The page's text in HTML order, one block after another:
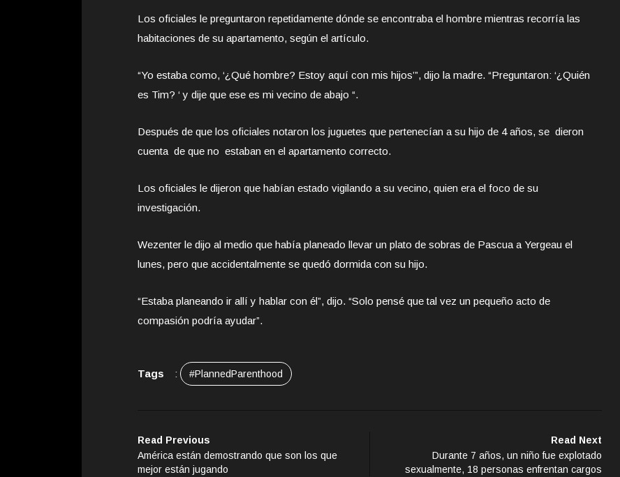
Los oficiales le preguntaron repetidamente dónde se encontraba el hombre mientras recorría las
habitaciones de su apartamento, según el artículo.
“Yo estaba como, ‘¿Qué hombre? Estoy aquí con mis hijos’”, dijo la madre. “Preguntaron: ‘¿Quién
es Tim? ‘ y dije que ese es mi vecino de abajo “.
Después de que los oficiales notaron los juguetes que pertenecían a su hijo de 4 años, se dieron
cuenta de que no estaban en el apartamento correcto.
Los oficiales le dijeron que habían estado vigilando a su vecino, quien era el foco de su
investigación.
Wezenter le dijo al medio que había planeado llevar un plato de sobras de Pascua a Yergeau el
lunes, pero que accidentalmente se quedó dormida con su hijo.
“Estaba planeando ir allí y hablar con él”, dijo. “Solo pensé que tal vez un pequeño acto de
compasión podría ayudar”.
Tags : #PlannedParenthood
Read Previous
América están demostrando que son los que
mejor están jugando
Read Next
Durante 7 años, un niño fue explotado
sexualmente, 18 personas enfrentan cargos